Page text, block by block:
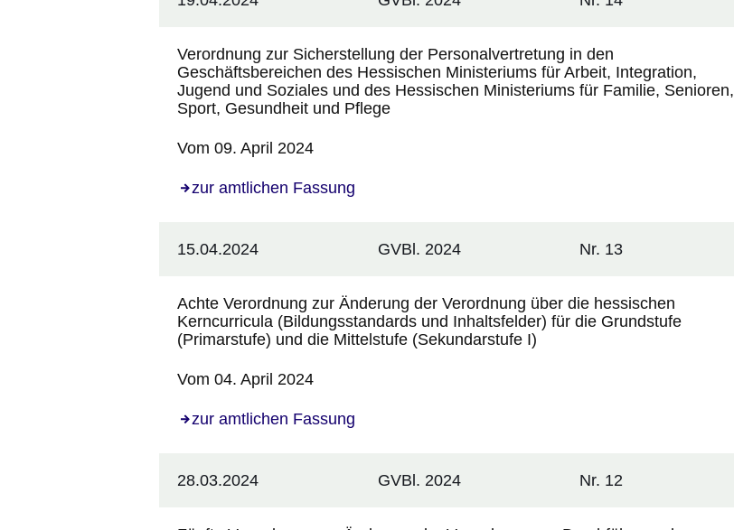
241
250
auf
Seite
25
Verordnung zur Sicherstellung der Personalvertretung in den
Geschäftsbereichen des Hessischen Ministeriums für Arbeit, Integration,
Jugend und Soziales und des Hessischen Ministeriums für Familie, Senioren,
Sport, Gesundheit und Pflege
Vom 09. April 2024
zur amtlichen Fassung
15.04.2024 GVBl. 2024 Nr. 13
Achte Verordnung zur Änderung der Verordnung über die hessischen
Kerncurricula (Bildungsstandards und Inhaltsfelder) für die Grundstufe
(Primarstufe) und die Mittelstufe (Sekundarstufe I)
Vom 04. April 2024
zur amtlichen Fassung
28.03.2024 GVBl. 2024 Nr. 12